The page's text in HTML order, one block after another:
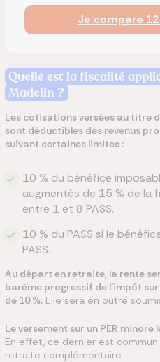
Je compare 12
Quelle est la fiscalité
Madelin ?
Les cotisations versées au titre
sont déductibles des revenus
suivant certaines limites :
10 % du bénéfice
augmentés de 15 % de la
entre 1 et 8 PASS,
10 % du PASS si le
PASS.
Au départ en retraite, la rente
barème progressif de l’impôt
de 10 %. Elle sera en outre
Le versement sur un PER
En effet, ce dernier est commun
retraite complémentaire.